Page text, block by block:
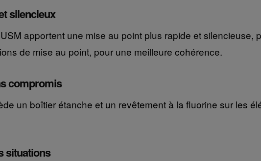
silencieux
apportent une mise au point plus rapide et silencieuse,
de mise au point, pour une meilleure cohérence.
compromis
un boîtier étanche et un revêtement à la fluorine sur les
situations